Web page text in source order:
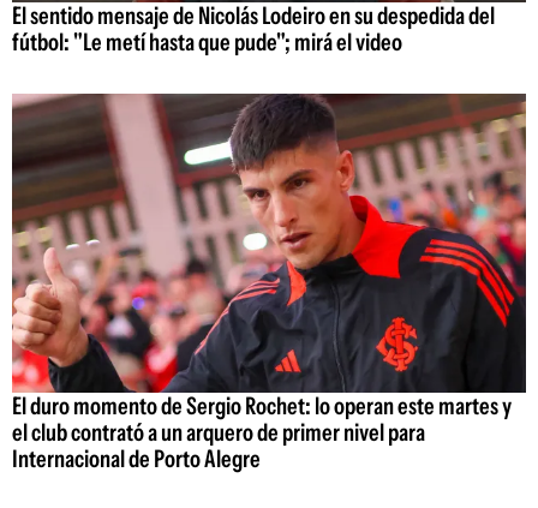
El sentido mensaje de Nicolás Lodeiro en su despedida del
fútbol: "Le metí hasta que pude"; mirá el video
El duro momento de Sergio Rochet: lo operan este martes y
el club contrató a un arquero de primer nivel para
Internacional de Porto Alegre